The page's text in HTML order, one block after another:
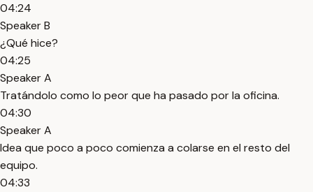
04:24
Speaker B
¿Qué hice?
04:25
Speaker A
Tratándolo como lo peor que ha pasado por la oficina.
04:30
Speaker A
Idea que poco a poco comienza a colarse en el resto del
equipo.
04:33